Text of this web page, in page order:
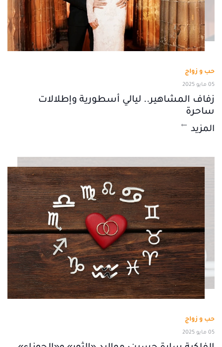
حب و زواج
05 مايو 2025
زفاف المشاهير.. ليالي أسطورية وإطلالات
ساحرة
المزيد
حب و زواج
05 مايو 2025